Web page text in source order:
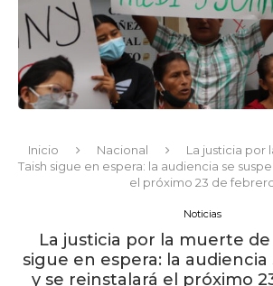
Inicio Nacional
La justicia por
Taish sigue en espera: la audiencia se
el próximo 23 de
Noticias
La justicia por la muerte de
sigue en espera: la audiencia
y se reinstalará el próximo